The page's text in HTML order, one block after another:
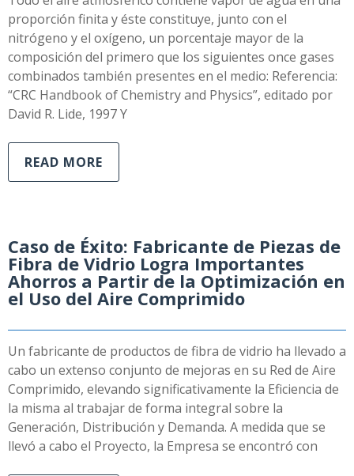
proporción finita y éste constituye, junto con el
nitrógeno y el oxígeno, un porcentaje mayor de la
composición del primero que los siguientes once gases
combinados también presentes en el medio: Referencia:
“CRC Handbook of Chemistry and Physics”, editado por
David R. Lide, 1997 Y
READ MORE
Caso de Éxito: Fabricante de Piezas de
Fibra de Vidrio Logra Importantes
Ahorros a Partir de la Optimización en
el Uso del Aire Comprimido
Un fabricante de productos de fibra de vidrio ha llevado a
cabo un extenso conjunto de mejoras en su Red de Aire
Comprimido, elevando significativamente la Eficiencia de
la misma al trabajar de forma integral sobre la
Generación, Distribución y Demanda. A medida que se
llevó a cabo el Proyecto, la Empresa se encontró con